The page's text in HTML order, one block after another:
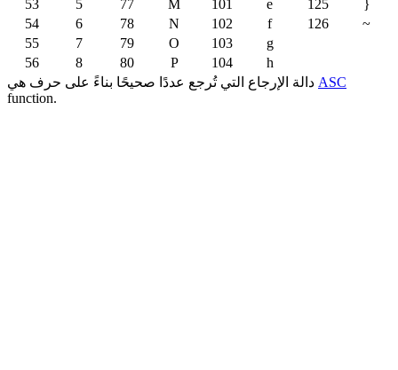
53 5 77 M 101 e 125
}
54
6 78 N 102 f 126
~
55
7 79 O 103
g
56
8 80 P 104
h
ASC
function.